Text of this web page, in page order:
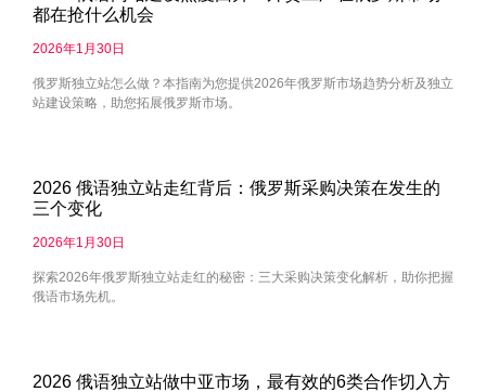
都在抢什么机会
2026年1月30日
俄罗斯独立站怎么做？本指南为您提供2026年俄罗斯市场趋势分析及独立
站建设策略，助您拓展俄罗斯市场。
2026 俄语独立站走红背后：俄罗斯采购决策在发生的
三个变化
2026年1月30日
探索2026年俄罗斯独立站走红的秘密：三大采购决策变化解析，助你把握
俄语市场先机。
2026 俄语独立站做中亚市场，最有效的6类合作切入方